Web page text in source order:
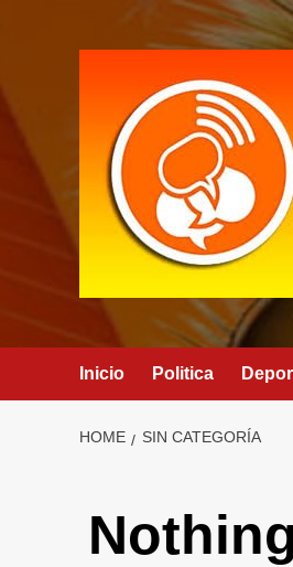
Inicio Politica
HOME SIN CATEGORÍA